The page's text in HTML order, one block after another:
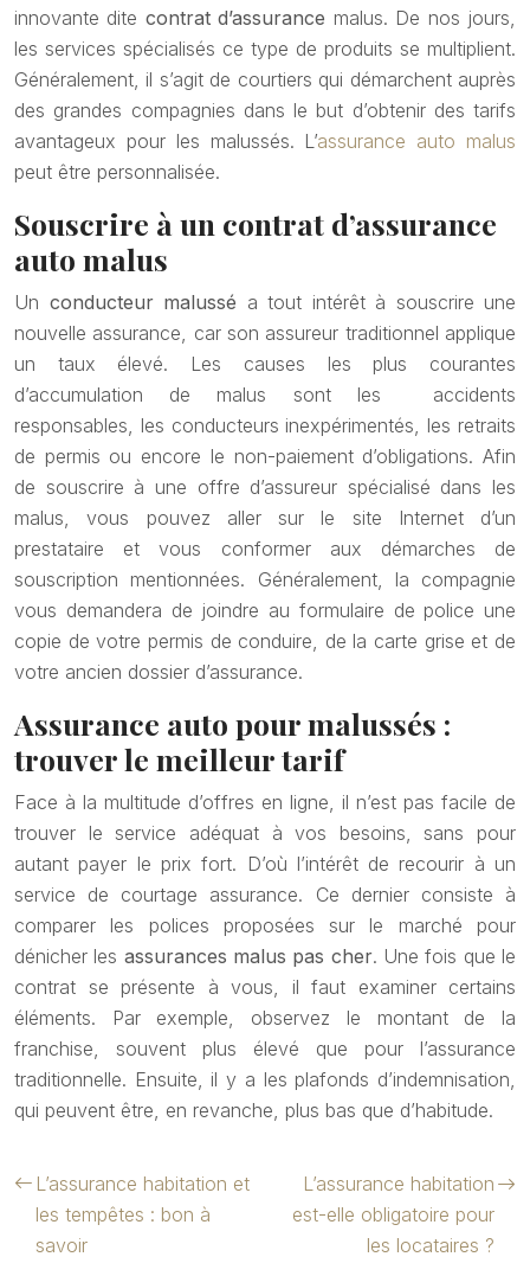
innovante dite contrat d’assurance malus. De nos jours,
les services spécialisés ce type de produits se multiplient.
Généralement, il s’agit de courtiers qui démarchent auprès
des grandes compagnies dans le but d’obtenir des tarifs
avantageux pour les malussés. L’assurance auto malus
peut être personnalisée.
Souscrire à un contrat d’assurance
auto malus
Un conducteur malussé a tout intérêt à souscrire une
nouvelle assurance, car son assureur traditionnel applique
un taux élevé. Les causes les plus courantes
d’accumulation de malus sont les accidents
responsables, les conducteurs inexpérimentés, les retraits
de permis ou encore le non-paiement d’obligations. Afin
de souscrire à une offre d’assureur spécialisé dans les
malus, vous pouvez aller sur le site Internet d’un
prestataire et vous conformer aux démarches de
souscription mentionnées. Généralement, la compagnie
vous demandera de joindre au formulaire de police une
copie de votre permis de conduire, de la carte grise et de
votre ancien dossier d’assurance.
Assurance auto pour malussés :
trouver le meilleur tarif
Face à la multitude d’offres en ligne, il n’est pas facile de
trouver le service adéquat à vos besoins, sans pour
autant payer le prix fort. D’où l’intérêt de recourir à un
service de courtage assurance. Ce dernier consiste à
comparer les polices proposées sur le marché pour
dénicher les assurances malus pas cher. Une fois que le
contrat se présente à vous, il faut examiner certains
éléments. Par exemple, observez le montant de la
franchise, souvent plus élevé que pour l’assurance
traditionnelle. Ensuite, il y a les plafonds d’indemnisation,
qui peuvent être, en revanche, plus bas que d’habitude.
L’assurance habitation et
les tempêtes : bon à
savoir
L’assurance habitation
est-elle obligatoire pour
les locataires ?